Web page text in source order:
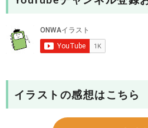
イラストの感想はこちら